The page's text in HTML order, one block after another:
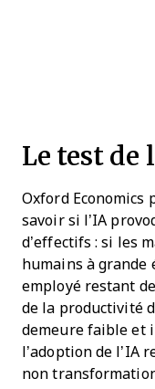
Le test
Oxford Economics
savoir si l’IA
d’effectifs : si les
humains à
employé restant
de la productivité
demeure faible et
l’adoption de l’IA
non